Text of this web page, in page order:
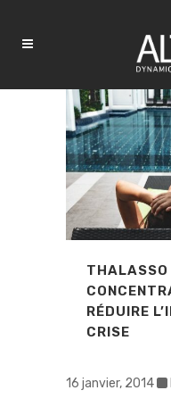
THALASSO
RÉDUIRE
CRISE
16 janvier, 2014